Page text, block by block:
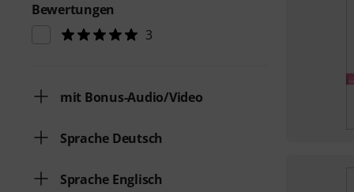
Bewertungen
3
mit Bonus-Audio/Video
Sprache Deutsch
Sprache Englisch